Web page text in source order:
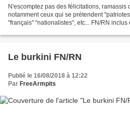
N'escomptez pas des félicitations, ramassis
notamment ceux qui se prétendent
"français" "nationalistes", etc... FN/RN inclus
Le burkini FN/RN
Publié le 16/08/2018 à 12:22
Par FreeArmpits